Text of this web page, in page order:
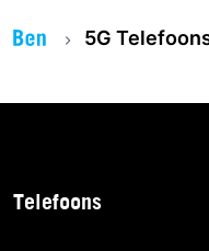
5G
Telefoons